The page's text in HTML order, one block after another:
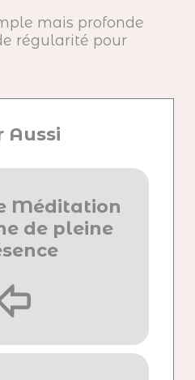
mais profonde
régularité pour
Aussi
Méditation
de pleine